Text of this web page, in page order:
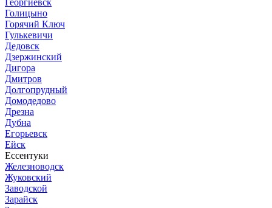
Голицыно
Горячий Ключ
Гулькевичи
Дедовск
Дзержинский
Дигора
Дмитров
Долгопрудный
Домодедово
Дрезна
Дубна
Егорьевск
Ейск
Ессентуки
Железноводск
Жуковский
Заводской
Зарайск